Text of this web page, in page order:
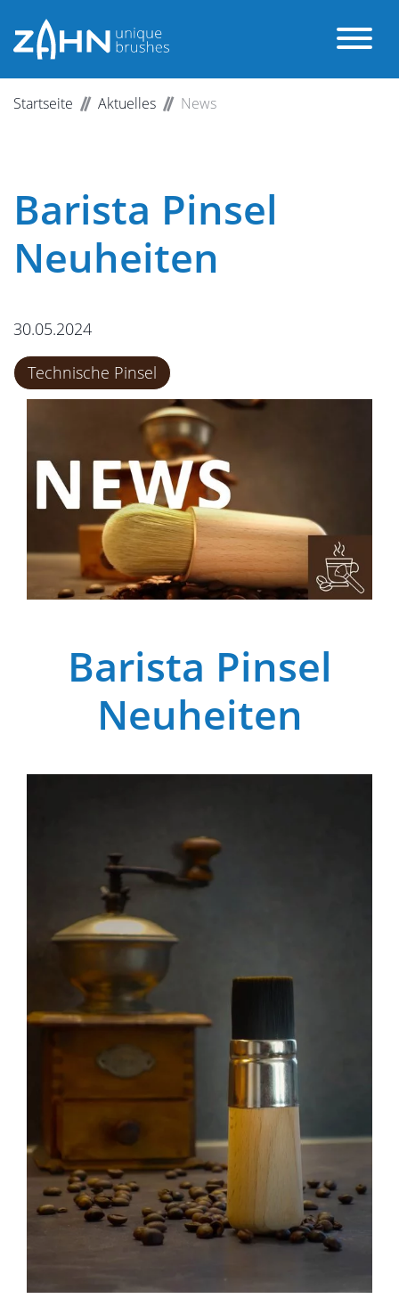
Startseite Aktuelles News
Barista Pinsel
Neuheiten
30.05.2024
Technische Pinsel
Barista Pinsel
Neuheiten